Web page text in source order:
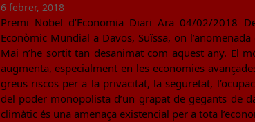
6 febrer, 2018
Premi Nobel d’Economia Diari Ara 04/02/2018
Econòmic Mundial a Davos, Suïssa, on
Mai n’he sortit tan desanimat com aquest any. El
augmenta, especialment en les economies
greus riscos per a la privacitat, la seguretat,
del poder monopolista d’un grapat de gegants de
climàtic és una amenaça existencial per a tota